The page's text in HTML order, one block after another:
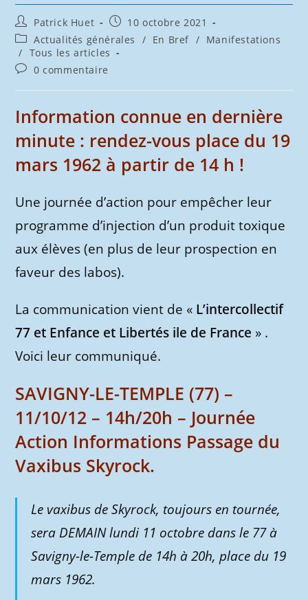
Auteur/autrice
de
la
publication :
Patrick Huet
Publication
publiée :
10 octobre 2021
Post
category:
Actualités générales / En Bref / Manifestations
/ Tous les articles
Commentaires
la
publication :
0 commentaire
Information connue en dernière
minute : rendez-vous place du 19
mars 1962 à partir de 14 h !
Une journée d’action pour empêcher leur
programme d’injection d’un produit toxique
aux élèves (en plus de leur prospection en
faveur des labos).
La communication vient de « L’intercollectif
77 et Enfance et Libertés ile de France » .
Voici leur communiqué.
SAVIGNY-LE-TEMPLE (77) –
11/10/12 – 14h/20h – Journée
Action Informations Passage du
Vaxibus Skyrock.
Le vaxibus de Skyrock, toujours en tournée,
sera DEMAIN lundi 11 octobre dans le 77 à
Savigny-le-Temple de 14h à 20h, place du 19
mars 1962.